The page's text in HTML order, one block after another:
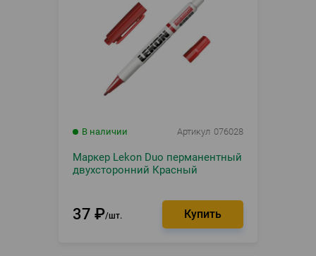
В наличии Артикул 076028
Маркер Lekon Duo перманентный
двухсторонний Красный
37 ₽ шт.